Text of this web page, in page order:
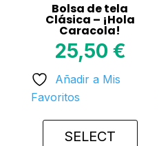
Bolsa de tela
Clásica – ¡Hola
Caracola!
25,50 €
Añadir a Mis
Favoritos
SELECT